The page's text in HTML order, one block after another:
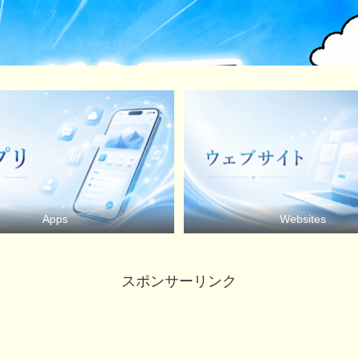
Apps Websites
スポンサーリンク